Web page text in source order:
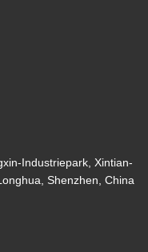
Industriepark, Xintian-
Shenzhen, China